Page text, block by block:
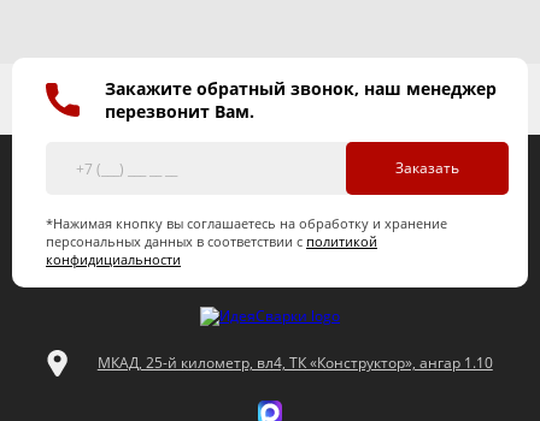
Закажите обратный звонок, наш менеджер
перезвонит Вам.
Заказать
*Нажимая кнопку вы соглашаетесь на обработку и хранение
персональных данных в соответствии с политикой
конфидициальности
МКАД, 25-й километр, вл4, ТК «Конструктор», ангар 1.10